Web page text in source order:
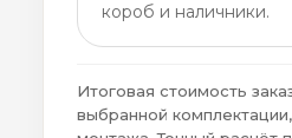
короб и наличники.
Итоговая стоимость
выбранной